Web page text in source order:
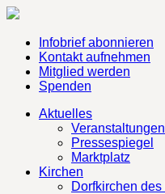
Infobrief abonnieren
Kontakt aufnehmen
Mitglied werden
Spenden
Aktuelles
Veranstaltungen
Pressespiegel
Marktplatz
Kirchen
Dorfkirchen des